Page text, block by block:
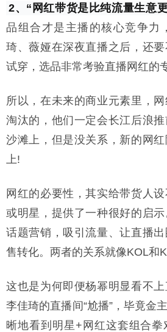
2、“网红带货是比纯流量生意
品组合才是主播的核心竞争力
琦、薇娅在深夜直播之后，还要
试穿，选品非常考验直播网红的
所以，在未来的商业元素里，
淘汰的，他们一定会长江后浪
沙滩上，但是没关系，新的网
上!
网红的必要性，其实给带货人
或明星，提供了一种很好的启
话题营销，吸引流量、让直播
售转化。两者的关系就像KOL和
这也是为何即便杨幂明显看不
李佳琦的直播间“尬播”，毕竟金
晰地看到明星+网红这套组合